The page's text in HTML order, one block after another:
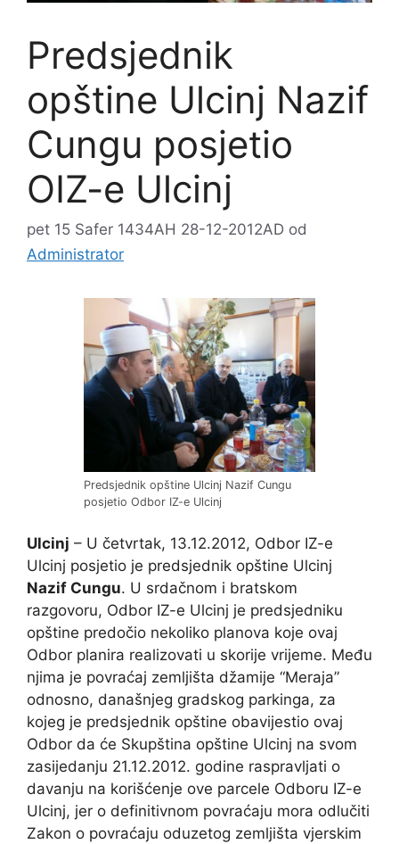
Predsjednik
opštine Ulcinj Nazif
Cungu posjetio
OIZ-e Ulcinj
pet 15 Safer 1434AH 28-12-2012AD od
Administrator
Predsjednik opštine Ulcinj Nazif Cungu
posjetio Odbor IZ-e Ulcinj
Ulcinj – U četvrtak, 13.12.2012, Odbor IZ-e
Ulcinj posjetio je predsjednik opštine Ulcinj
Nazif Cungu. U srdačnom i bratskom
razgovoru, Odbor IZ-e Ulcinj je predsjedniku
opštine predočio nekoliko planova koje ovaj
Odbor planira realizovati u skorije vrijeme. Među
njima je povraćaj zemljišta džamije “Meraja”
odnosno, današnjeg gradskog parkinga, za
kojeg je predsjednik opštine obavijestio ovaj
Odbor da će Skupština opštine Ulcinj na svom
zasijedanju 21.12.2012. godine raspravljati o
davanju na korišćenje ove parcele Odboru IZ-e
Ulcinj, jer o definitivnom povraćaju mora odlučiti
Zakon o povraćaju oduzetog zemljišta vjerskim